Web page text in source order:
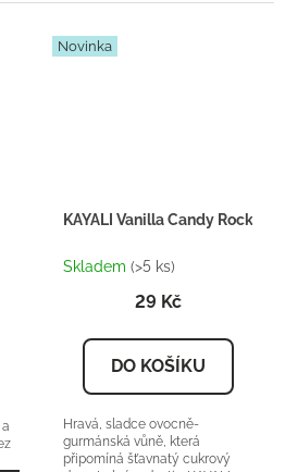
Novinka
KAYALI Vanilla Candy Rock
Skladem (>5 ks)
29 Kč
DO KOŠÍKU
Hravá, sladce ovocně-
gurmánská vůně, která
připomíná šťavnatý cukrový